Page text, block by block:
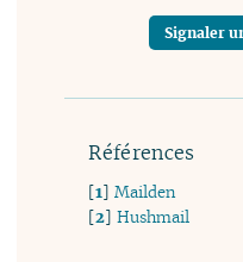
Signaler
Références
[1]Mailden
[2]Hushmail